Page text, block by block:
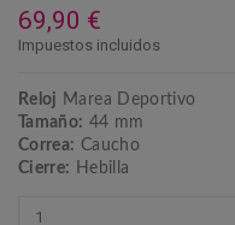
69,90 €
Impuestos incluidos
Reloj Marea Deportivo
Tamaño: 44 mm
Correa: Caucho
Cierre:
Hebilla